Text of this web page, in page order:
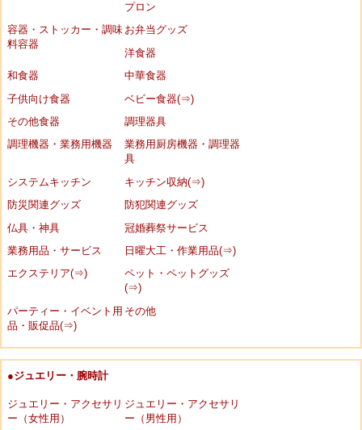
プロン
容器・ストッカー・調味
料容器
お弁当グッズ
洋食器
和食器
中華食器
子供向け食器
ベビー食器(⇒)
その他食器
調理器具
調理機器・業務用機器
業務用厨房機器・調理器
具
システムキッチン
キッチン収納(⇒)
防災関連グッズ
防犯関連グッズ
仏具・神具
冠婚葬祭サービス
業務用品・サービス
日曜大工・作業用品(⇒)
エクステリア(⇒)
ペット・ペットグッズ
(⇒)
パーティー・イベント用
品・販促品(⇒)
その他
●ジュエリー・腕時計
ジュエリー・アクセサリ
ー（女性用）
ジュエリー・アクセサリ
ー（男性用）